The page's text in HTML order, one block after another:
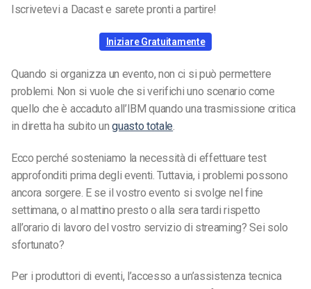
Iscrivetevi a Dacast e sarete pronti a partire!
Iniziare Gratuitamente
Quando si organizza un evento, non ci si può permettere
problemi. Non si vuole che si verifichi uno scenario come
quello che è accaduto all’IBM quando una trasmissione critica
in diretta ha subito unguasto totale
Ecco perché sosteniamo la necessità di effettuare test
approfonditi prima degli eventi. Tuttavia, i problemi possono
ancora sorgere. E se il vostro evento si svolge nel fine
settimana, o al mattino presto o alla sera tardi rispetto
all’orario di lavoro del vostro servizio di streaming? Sei solo
sfortunato?
Per i produttori di eventi, l’accesso a un’assistenza tecnica